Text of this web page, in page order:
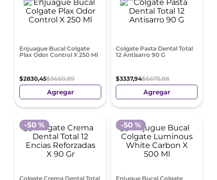
Enjuague Bucal Colgate
Plax Odor Control X 250 Ml
$2830,45$5660,89
Agregar
Colgate Pasta Dental Total
12 Antisarro 90 G
$3337,94$6675,88
Agregar
Colgate Crema Dental Total
-50 %
Enjugue Bucal Colgate
-50 %